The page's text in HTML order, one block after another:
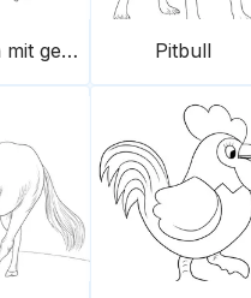
Truthahn mit gekreuzten Augen Pitbull